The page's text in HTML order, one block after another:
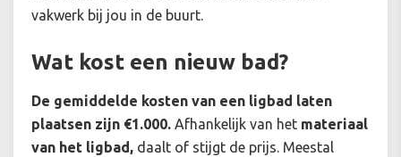
vakwerk bij jou in de buurt.
Wat kost een nieuw bad?
De gemiddelde kosten van een ligbad laten
plaatsen zijn €1.000. Afhankelijk van het materiaal
van het ligbad, daalt of stijgt de prijs. Meestal